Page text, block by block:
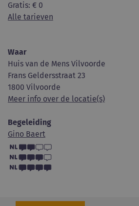
Gratis: € 0
Alle tarieven
Waar
Huis van de Mens Vilvoorde
Frans Geldersstraat 23
1800 Vilvoorde
Meer info over de locatie(s)
Begeleiding
Gino Baert